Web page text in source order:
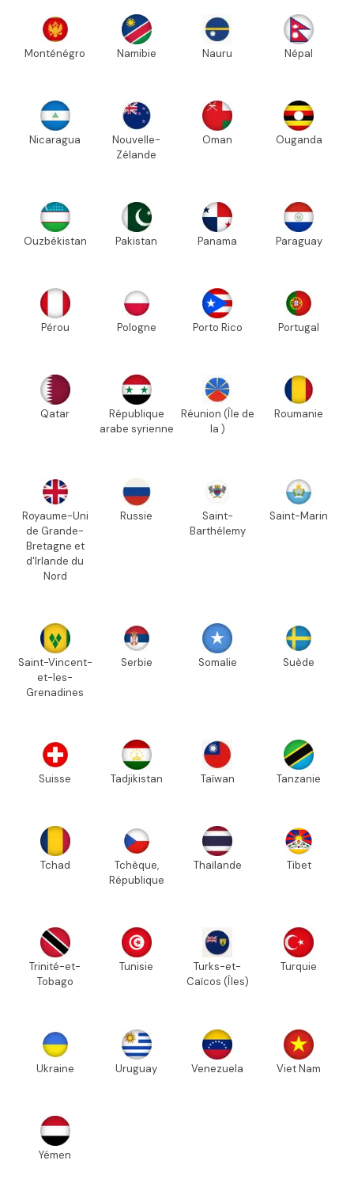
Monténégro Namibie Nauru Népal
Nicaragua
Nouvelle-
Zélande
Oman Ouganda
Ouzbékistan Pakistan Panama Paraguay
Pérou Pologne Porto Rico Portugal
Qatar
République
arabe syrienne
Réunion (Île de
la )
Roumanie
Royaume-Uni
de Grande-
Bretagne et
d'Irlande du
Nord
Russie
Saint-
Barthélemy
Saint-Marin
Saint-Vincent-
et-les-
Grenadines
Serbie Somalie Suède
Suisse Tadjikistan Taïwan Tanzanie
Tchad
Tchèque,
République
Thaïlande Tibet
Trinité-et-
Tobago
Tunisie
Turks-et-
Caïcos (Îles)
Turquie
Ukraine Uruguay Venezuela Viet Nam
Yémen